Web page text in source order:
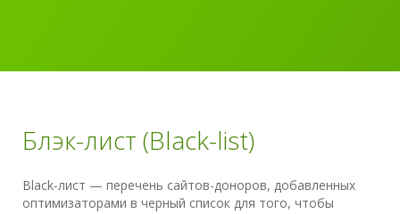
Блэк-лист (Black-list)
Black-лист — перечень сайтов-доноров, добавленных
оптимизаторами в черный список для того, чтобы